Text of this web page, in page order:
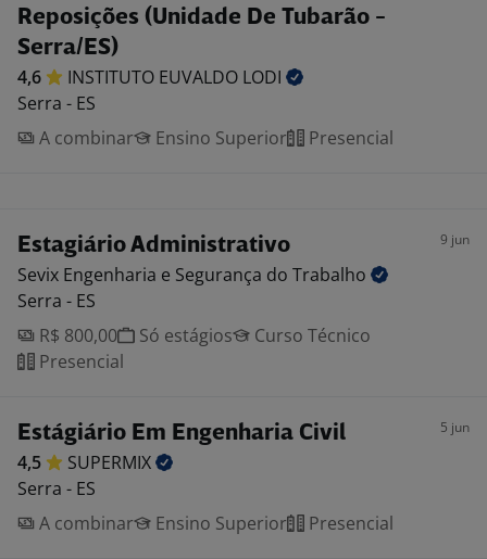
Reposições (Unidade De Tubarão -
Serra/ES)
4,6 INSTITUTO EUVALDO LODI
Serra - ES
A combinar
Ensino Superior Presencial
Estagiário Administrativo 9 jun
Sevix Engenharia e Segurança do Trabalho
Serra - ES
R$ 800,00
Só estágios
Curso Técnico
Presencial
Estágiário Em Engenharia Civil 5 jun
4,5
SUPERMIX
Serra - ES
A combinar
Ensino Superior Presencial